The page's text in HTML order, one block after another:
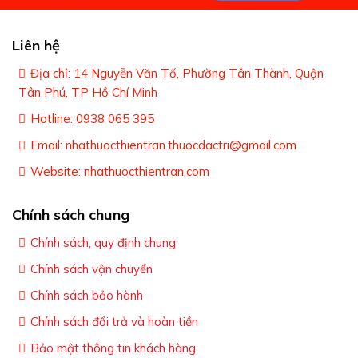
Có thể nói đây là “khắc tinh” của người
muốn và cũng không dám uống rượu, cai
rượu tới già.
Sau 3-5 ngày sử dụng thuốc, bệnh nhân sẽ
giảm 50% lượng rượu uống , Sau 7-10
ngày sử dụng thuốc thì bệnh nhân gần
bệnh nhân nên sử dụng đủ 2 tháng để cai
rượu và không tái nghiện.
CÁCH DÙNG - LIỀU DÙNG
Trong giai đoạn điều trị ban đầu, dùng liều
tối đa 500 mg/ngày trong 1 đến 2 tuần.
Liên hệ
Địa chỉ: 14 Nguyễn Văn Tố, Phường Tân Thành, Quận
Tân Phú, TP Hồ Chí Minh
Hotline: 0938 065 395
Email: nhathuocthientran.thuocdactri@gmail.com
Website: nhathuocthientran.com
Chính sách chung
Chính sách, quy định chung
Chính sách vận chuyển
Chính sách bảo hành
Chính sách đổi trả và hoàn tiền
Bảo mật thông tin khách hàng